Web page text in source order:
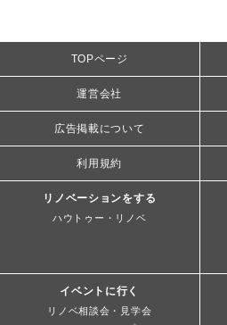
TOPページ
運営会社
広告掲載について
利用規約
リノベーションをする
ハウトゥー・リノベ
イベントに行く
リノベ相談会・見学会